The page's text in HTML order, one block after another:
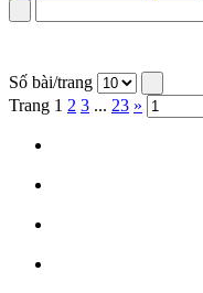
Số bài/trang
Trang 1 2 3 ... 23 »